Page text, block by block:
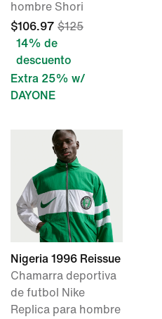
hombre Shori
$106.97 $125
14% de
descuento
Extra 25% w/
DAYONE
Nigeria 1996 Reissue
Chamarra deportiva
de futbol Nike
Replica para hombre